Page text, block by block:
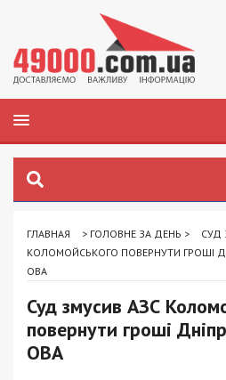
ГЛАВНАЯ > ГОЛОВНЕ ЗА ДЕНЬ >
СУД
КОЛОМОЙСЬКОГО ПОВЕРНУТИ ГРОШІ
ОВА
Суд змусив АЗС
повернути гроші
ОВА